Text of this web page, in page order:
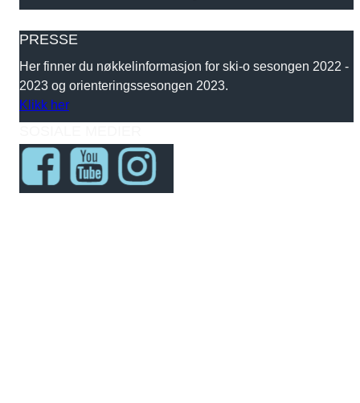
PRESSE
Her finner du nøkkelinformasjon for ski-o sesongen 2022 -
2023 og orienteringssesongen 2023.
Klikk her